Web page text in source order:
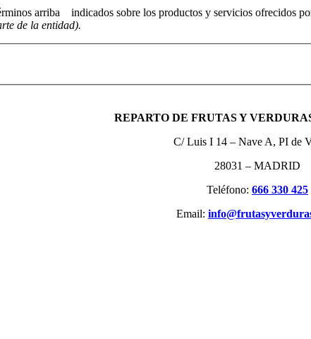
arriba indicados sobre los productos y servicios ofrecidos
de la entidad).
REPARTO DE FRUTAS Y
C/ Luis I 14 – Nave A, PI de
28031 – MADRID
Teléfono: 666 330 425
Email: